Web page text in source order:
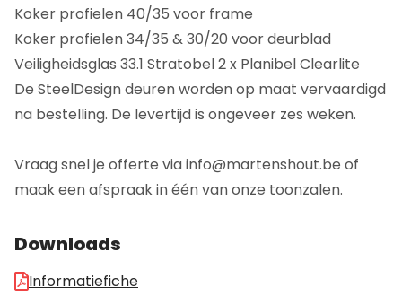
Koker profielen 40/35 voor frame
Koker profielen 34/35 & 30/20 voor deurblad
Veiligheidsglas 33.1 Stratobel 2 x Planibel Clearlite
De SteelDesign deuren worden op maat vervaardigd
na bestelling. De levertijd is ongeveer zes weken.
Vraag snel je offerte via info@martenshout.be of
maak een afspraak in één van onze toonzalen.
Downloads
Informatiefiche